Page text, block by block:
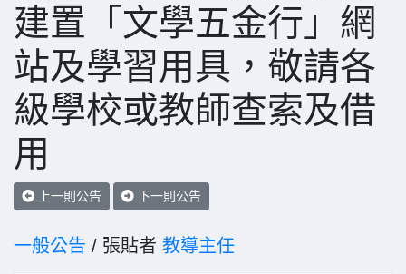
建置「文學五金行」網
站及學習用具，敬請各
級學校或教師查索及借
用
上一則公告 下一則公告
一般公告 / 張貼者 教導主任